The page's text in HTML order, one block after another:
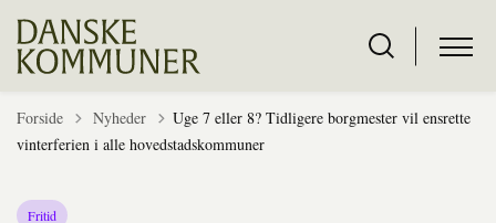
Forside Tilbage til
Nyheder
Uge 7 eller 8? Tidligere borgmester vil ensrette
vinterferien i alle hovedstadskommuner
Fritid